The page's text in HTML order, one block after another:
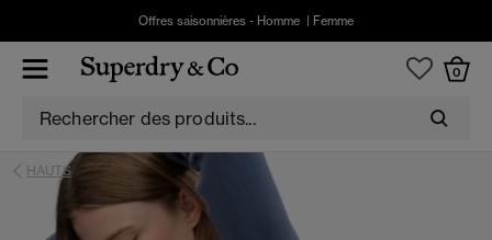
Offres saisonnières - Homme Femme
0
HAUTS